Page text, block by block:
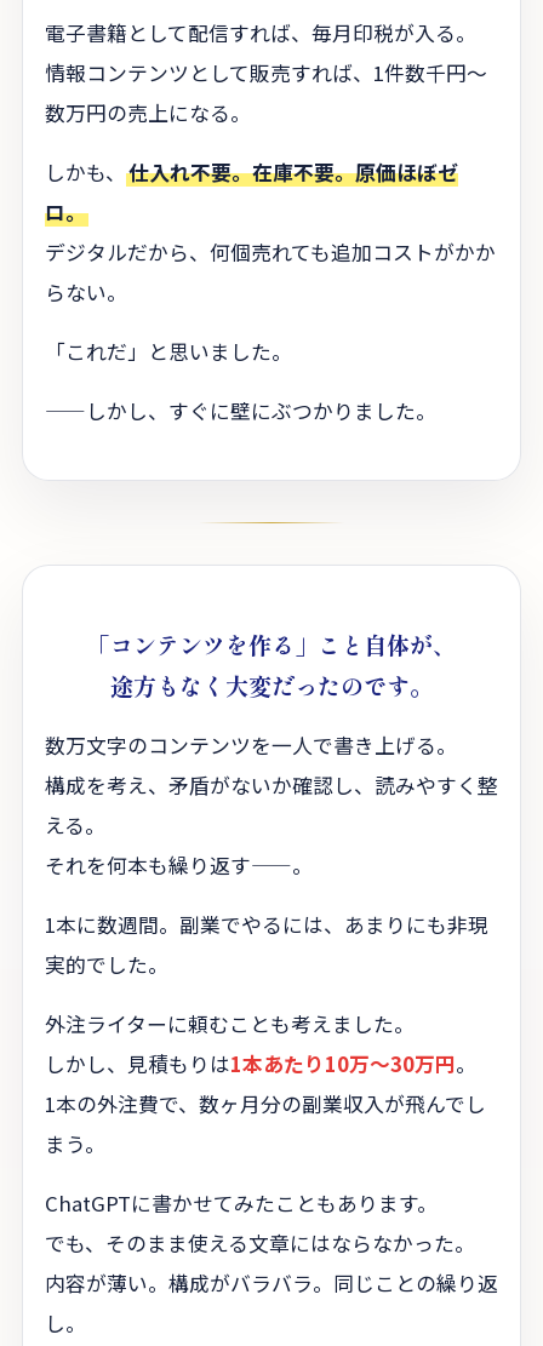
電子書籍として配信すれば、毎月印税が入る。
情報コンテンツとして販売すれば、1件数千円〜
数万円の売上になる。
しかも、 仕入れ不要。在庫不要。原価ほぼゼ
ロ。
デジタルだから、何個売れても追加コストがかか
らない。
「これだ」と思いました。
——しかし、すぐに壁にぶつかりました。
「コンテンツを作る」こと自体が、
途方もなく大変だったのです。
数万文字のコンテンツを一人で書き上げる。
構成を考え、矛盾がないか確認し、読みやすく整
える。
それを何本も繰り返す——。
1本に数週間。副業でやるには、あまりにも非現
実的でした。
外注ライターに頼むことも考えました。
しかし、見積もりは1本あたり10万〜30万円。
1本の外注費で、数ヶ月分の副業収入が飛んでし
まう。
ChatGPTに書かせてみたこともあります。
でも、そのまま使える文章にはならなかった。
内容が薄い。構成がバラバラ。同じことの繰り返
し。